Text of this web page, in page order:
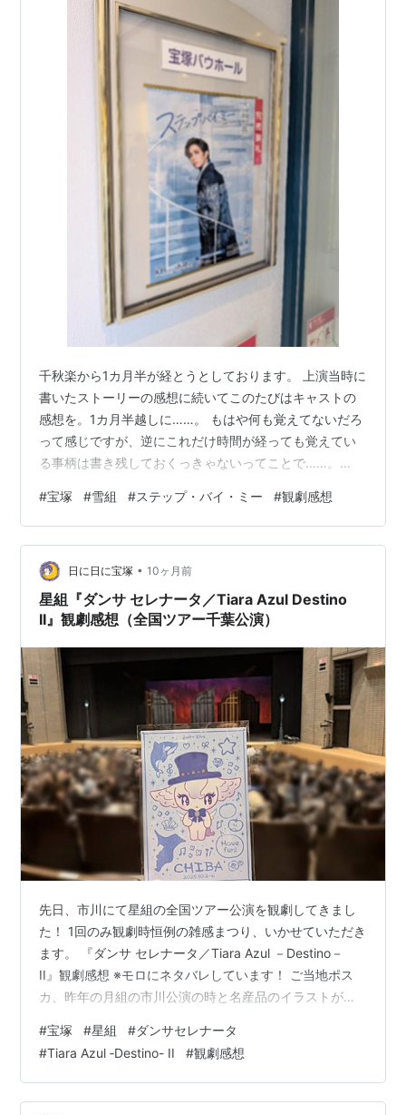
千秋楽から1カ月半が経とうとしております。 上演当時に
書いたストーリーの感想に続いてこのたびはキャストの
感想を。1カ月半越しに……。 もはや何も覚えてないだろ
って感じですが、逆にこれだけ時間が経っても覚えてい
る事柄は書き残しておくっきゃないってことで……。
なっております。一部のキャストのみの感想になりま
す。おゆるしください……。
#宝塚 #雪組 #ステップ・バイ・ミー #観劇感想
日に日に宝塚 • 10ヶ月前
星組『ダンサ セレナータ／Tiara Azul Destino
II』観劇感想（全国ツアー千葉公演）
先日、市川にて星組の全国ツアー公演を観劇してきまし
た！ 1回のみ観劇時恒例の雑感まつり、いかせていただき
ます。 『ダンサ セレナータ／Tiara Azul －Destino－
II』観劇感想 ※モロにネタバレしています！ ご当地ポス
カ、昨年の月組の市川公演の時と名産品のイラストが違
#宝塚 #星組 #ダンサセレナータ
#Tiara Azul ‐Destino- II #観劇感想